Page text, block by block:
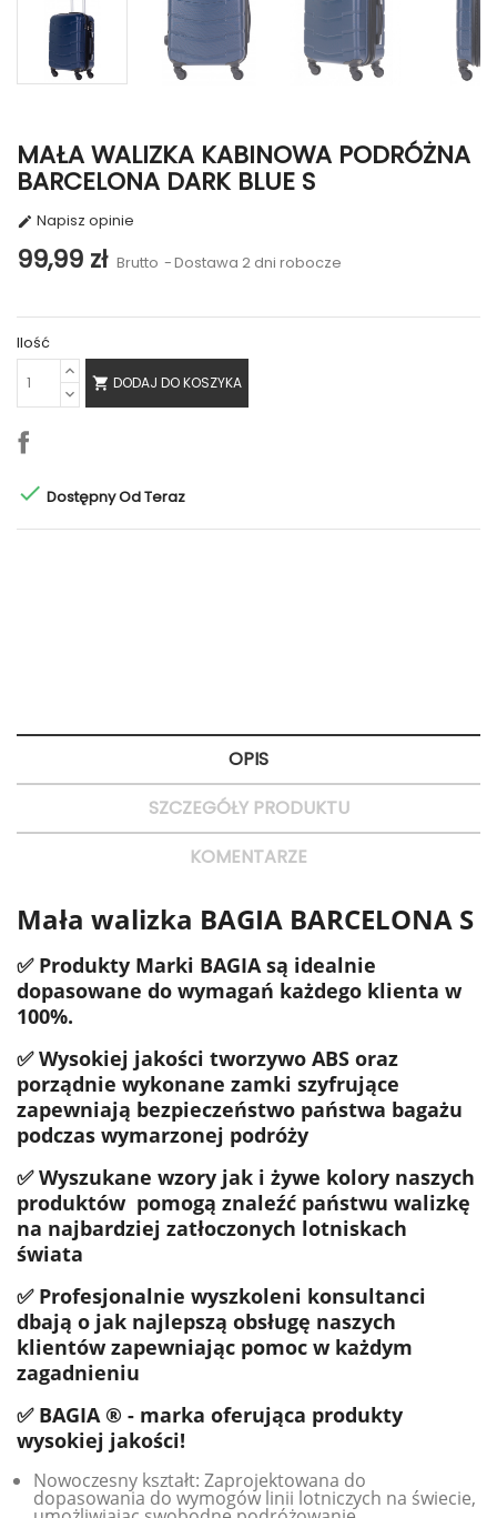
MAŁA WALIZKA KABINOWA PODRÓŻNA
BARCELONA DARK BLUE S
 Napisz opinie
99,99 zł Brutto Dostawa 2 dni robocze
Ilość
 DODAJ DO KOSZYKA
 Dostępny Od Teraz
OPIS
SZCZEGÓŁY PRODUKTU
KOMENTARZE
Mała walizka BAGIA BARCELONA S
✅ Produkty Marki BAGIA są idealnie
dopasowane do wymagań każdego klienta w
100%.
✅ Wysokiej jakości tworzywo ABS oraz
porządnie wykonane zamki szyfrujące
zapewniają bezpieczeństwo państwa bagażu
podczas wymarzonej podróży
✅ Wyszukane wzory jak i żywe kolory naszych
produktów pomogą znaleźć państwu walizkę
na najbardziej zatłoczonych lotniskach
świata
✅ Profesjonalnie wyszkoleni konsultanci
dbają o jak najlepszą obsługę naszych
klientów zapewniając pomoc w każdym
zagadnieniu
✅ BAGIA ® - marka oferująca produkty
wysokiej jakości!
Nowoczesny kształt: Zaprojektowana do
dopasowania do wymogów linii lotniczych na świecie,